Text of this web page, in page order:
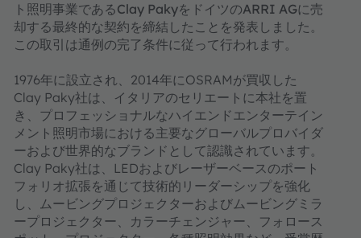
ト照明事業であるClay PakyをドイツのARRI AGに売
却する最終的な契約を締結したことを発表しました。
この取引は通例の完了条件に従って行われます。
1976年に設立され、2014年にOSRAMが買収した
Clay Paky社は、イタリアのセリエートに本社を置
き、プロフェッショナルなハイエンドエンターテイン
メント照明市場における主要なグローバルプロバイダ
ーおよび世界的なブランドとして認識されています。
Clay Paky社は、LEDおよびレーザーベースのポート
フォリオ拡張を通じて技術的リーダーシップを強化
し、ムービングプロジェクターおよびムービングミラ
ープロジェクター、カラーチェンジャー、フォロース